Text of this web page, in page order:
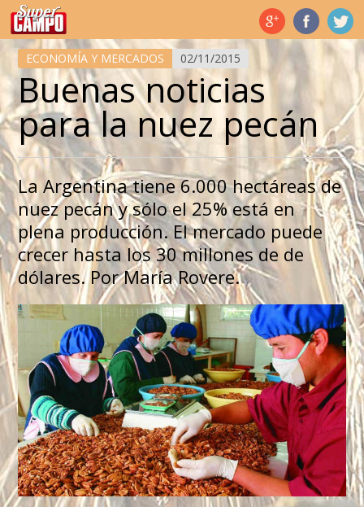
Temas de hoy
ECONOMÍA Y MERCADOS 02/11/2015
Buenas noticias
para la nuez pecán
La Argentina tiene 6.000 hectáreas de
nuez pecán y sólo el 25% está en
plena producción. El mercado puede
crecer hasta los 30 millones de de
dólares. Por María Rovere.